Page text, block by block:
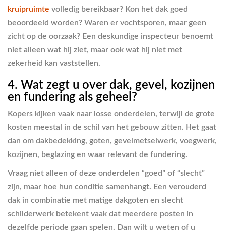
kruipruimte volledig bereikbaar? Kon het dak goed
beoordeeld worden? Waren er vochtsporen, maar geen
zicht op de oorzaak? Een deskundige inspecteur benoemt
niet alleen wat hij ziet, maar ook wat hij niet met
zekerheid kan vaststellen.
4. Wat zegt u over dak, gevel, kozijnen
en fundering als geheel?
Kopers kijken vaak naar losse onderdelen, terwijl de grote
kosten meestal in de schil van het gebouw zitten. Het gaat
dan om dakbedekking, goten, gevelmetselwerk, voegwerk,
kozijnen, beglazing en waar relevant de fundering.
Vraag niet alleen of deze onderdelen “goed” of “slecht”
zijn, maar hoe hun conditie samenhangt. Een verouderd
dak in combinatie met matige dakgoten en slecht
schilderwerk betekent vaak dat meerdere posten in
dezelfde periode gaan spelen. Dan wilt u weten of u